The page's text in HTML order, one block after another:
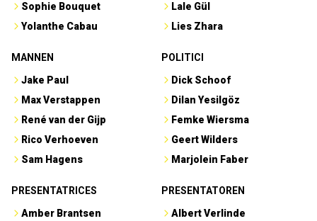
Sophie Bouquet
Yolanthe Cabau
Lale Gül
Lies Zhara
MANNEN
Jake Paul
Max Verstappen
René van der Gijp
Rico Verhoeven
Sam Hagens
POLITICI
Dick Schoof
Dilan Yesilgöz
Femke Wiersma
Geert Wilders
Marjolein Faber
PRESENTATRICES
Amber Brantsen
PRESENTATOREN
Albert Verlinde